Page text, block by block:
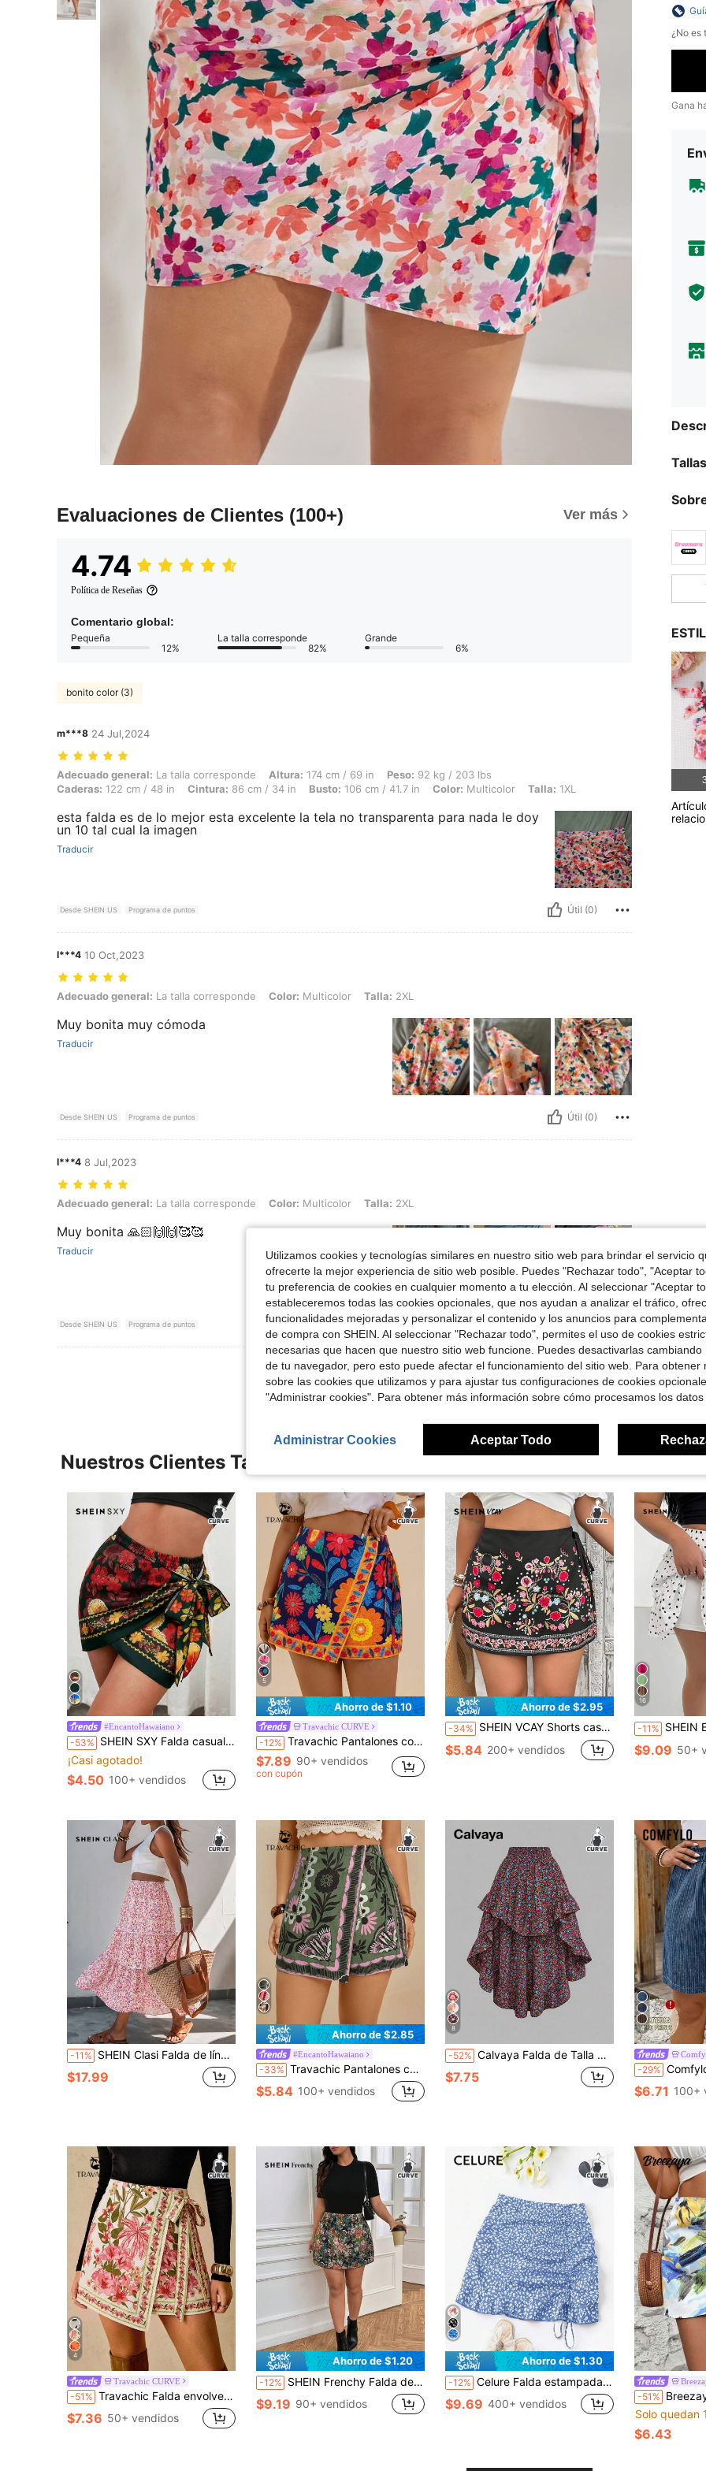
Evaluaciones de Clientes (100+) Ver más
4.74
Política de Reseñas
Comentario global:
Pequeña
12%
La talla corresponde
82%
Grande
6%
bonito color (3)
m***8 24 Jul,2024
Adecuado general: La talla corresponde, Altura: 174 cm / 69 in, Peso: 92 kg / 203 lbs, Caderas: 122 cm / 48 in, Cintura: 86 cm / 34 in, Busto: 106 cm /
Adecuado general: La talla corresponde Altura: 174 cm / 69 in Peso: 92 kg / 203 lbs
Caderas: 122 cm / 48 in Cintura: 86 cm / 34 in Busto: 106 cm / 41.7 in Color: Multicolor Talla: 1XL
esta falda es de lo mejor esta excelente la tela no transparenta para nada le doy
un 10 tal cual la imagen
Traducir
Desde SHEIN US Programa de puntos Útil (0)
l***4 10 Oct,2023
Adecuado general: La talla corresponde, Color: Multicolor, Talla: 2XL
Adecuado general: La talla corresponde Color: Multicolor Talla: 2XL
Muy bonita muy cómoda
Traducir
Desde SHEIN US Programa de puntos Útil (0)
l***4 8 Jul,2023
Adecuado general: La talla corresponde, Color: Multicolor, Talla: 2XL
Adecuado general: La talla corresponde Color: Multicolor Talla: 2XL
Muy bonita 🙏🏻🙌🙌🥰🥰
Traducir
Desde SHEIN US Programa de puntos Útil (0)
Ver Más Reseñas
¿No es
Gana
Nuestros Clientes También Vieron
#EncantoHawaiano
-53% SHEIN SXY Falda casual de vacaciones con estampado floral y envolvente para mujer de talla grande
¡Casi agotado!
$4.50 100+ vendidos
5
Ahorro de $1.10
Travachic CURVE
-12% Travachic Pantalones cortos bohemios casuales de vacaciones en la playa con decoración de lazo y dobladillo con volantes para mujer de talla grande
$7.89 90+ vendidos
con cupón
Ahorro de $2.95
-34% SHEIN VCAY Shorts casuales de mujer talla grande con ribete de encaje negro, shorts de playa, shorts románticos para una cita del Día de San Valentín, verano para mujer, boda, invitada, faldas-pantalón románticas Coconut Girl Nashville Festival para mujer, concierto de country, verano bohemio, brunch de mujer, aeropuerto, vacaciones de playa, descanso en la ciudad, occidental para mujer, ropa occidental para mujer de talla grande
$5.84 200+ vendidos
16
-11% SHEIN Essnce Falda de lunares blancos con volantes y pantalones cortos
$9.09 50+
-11% SHEIN Clasi Falda de línea A con estampado floral y volantes para mujer de talla grande, estilo elegante de vacaciones para primavera/verano
$17.99
Ahorro de $2.85
#EncantoHawaiano
-33% Travachic Pantalones cortos de playa casuales y bohemios con cordón y adorno de encaje floral para mujer de talla grande
$5.84 100+ vendidos
8
-52% Calvaya Falda de Talla Grande para Mujer Nueva Vacaciones Playa Vintage Francés Ámbar Floral Cintura Alta Asimétrica Capas Estilo Pastel Adelgazante Versátil Best Seller Primavera Verano
$7.75
4
-29% Comfylo Pantalones de
$6.71 100+
4
Travachic CURVE
-51% Travachic Falda envolvente con lazo y estampado floral en negro para mujer de talla grande
$7.36 50+ vendidos
Ahorro de $1.20
-12% SHEIN Frenchy Falda de talla grande de jacquard tipo A-line, diseño minimalista, adecuada para la oficina, el transporte, las citas y las fiestas en otoño/invierno
$9.19 90+ vendidos
Ahorro de $1.30
-12% Celure Falda estampada con flores de talla grande para vacaciones de verano informal con cordón lateral, conjunto de ropa de playa para mujer
$9.69 400+ vendidos
-51% Breezaya Falda culotte con
Solo quedan 1
$6.43
Utilizamos cookies y tecnologías similares en nuestro sitio web para brindar el servicio
ofrecerte la mejor experiencia de sitio web posible. Puedes "Rechazar todo", "Aceptar
tu preferencia de cookies en cualquier momento a tu elección. Al seleccionar "Aceptar
estableceremos todas las cookies opcionales, que nos ayudan a analizar el tráfico,
funcionalidades mejoradas y personalizar el contenido y los anuncios para
de compra con SHEIN. Al seleccionar "Rechazar todo", permites el uso de cookies
necesarias que hacen que nuestro sitio web funcione. Puedes desactivarlas cambiando
de tu navegador, pero esto puede afectar el funcionamiento del sitio web. Para obtener
sobre las cookies que utilizamos y para ajustar tus configuraciones de cookies
"Administrar cookies". Para obtener más información sobre cómo procesamos los datos
Administrar Cookies Aceptar Todo